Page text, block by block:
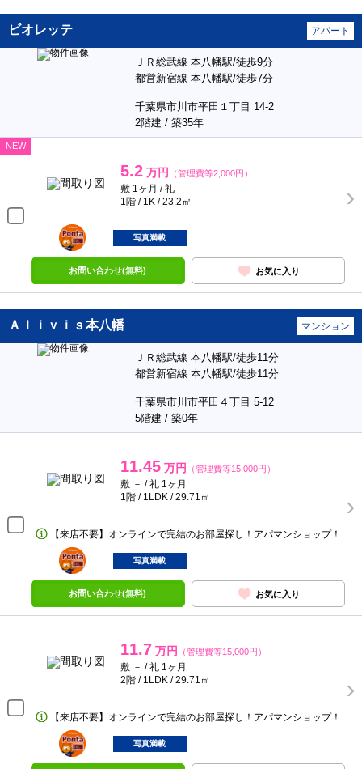
ビオレッテ アパート
ＪＲ総武線 本八幡駅/徒歩9分
都営新宿線 本八幡駅/徒歩7分
千葉県市川市平田１丁目 14-2
2階建 / 築35年
NEW
5.2 万円 （管理費等2,000円）
敷 1ヶ月 / 礼 －
1階 / 1K / 23.2㎡
ポンタ
部屋
写真満載
お問い合わせ(無料) お気に入り
Ａｌｉｖｉｓ本八幡 マンション
ＪＲ総武線 本八幡駅/徒歩11分
都営新宿線 本八幡駅/徒歩11分
千葉県市川市平田４丁目 5-12
5階建 / 築0年
11.45 万円 （管理費等15,000円）
敷 － / 礼 1ヶ月
1階 / 1LDK / 29.71㎡
【来店不要】オンラインで完結のお部屋探し！アパマンショップ！
ポンタ
部屋
写真満載
お問い合わせ(無料) お気に入り
11.7 万円 （管理費等15,000円）
敷 － / 礼 1ヶ月
2階 / 1LDK / 29.71㎡
【来店不要】オンラインで完結のお部屋探し！アパマンショップ！
ポンタ
部屋
写真満載